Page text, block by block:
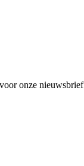
onze nieuwsbrief